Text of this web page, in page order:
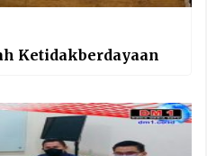
Ketidakberdayaan